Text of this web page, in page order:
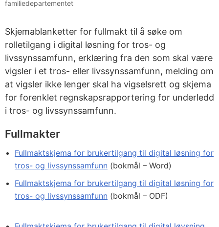
familiedepartementet
Skjemablanketter for fullmakt til å søke om
rolletilgang i digital løsning for tros- og
livssynssamfunn, erklæring fra den som skal være
vigsler i et tros- eller livssynssamfunn, melding om
at vigsler ikke lenger skal ha vigselsrett og skjema
for forenklet regnskapsrapportering for underledd
i tros- og livssynssamfunn.
Fullmakter
Fullmaktskjema for brukertilgang til digital løsning for
tros- og livssynssamfunn (bokmål – Word)
Fullmaktskjema for brukertilgang til digital løsning for
tros- og livssynssamfunn (bokmål – ODF)